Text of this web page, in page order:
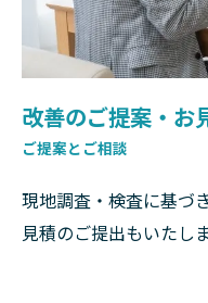
改善のご提案・お
ご提案とご相談
現地調査・検査に基づ
見積のご提出もいたしま